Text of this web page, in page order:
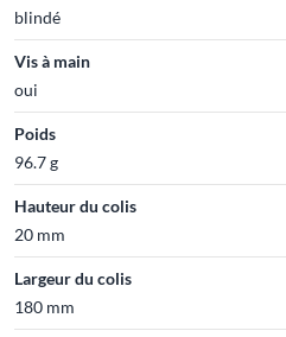
blindé
Vis à main
oui
Poids
96.7 g
Hauteur du colis
20 mm
Largeur du colis
180 mm